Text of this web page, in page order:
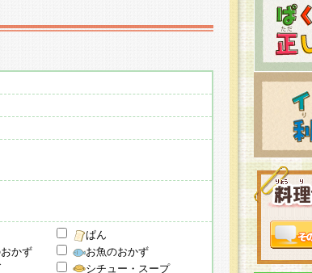
ぱん
かず
お魚のおかず
シチュー・スープ